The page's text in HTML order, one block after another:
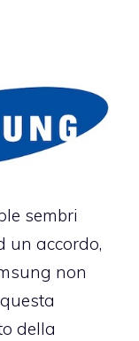
sembri
un accordo,
non
della